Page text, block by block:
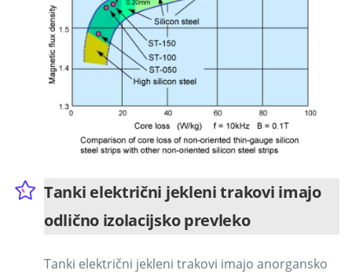
Tanki električni jekleni trakovi imajo
odlično izolacijsko prevleko
Tanki električni jekleni trakovi imajo anorgansko